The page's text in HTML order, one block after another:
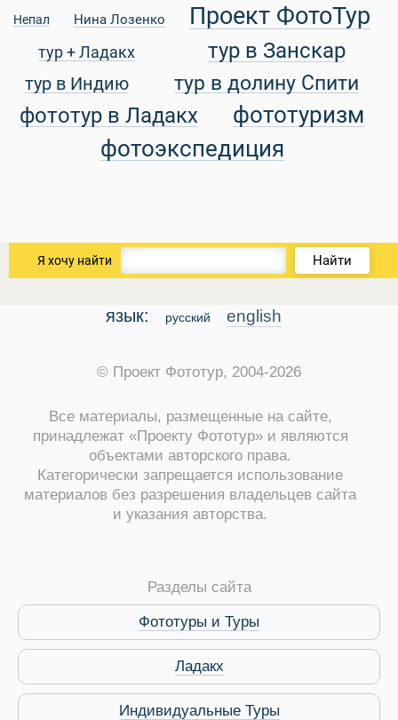
Туры
Путеводитель по
Непал Нина Лозенко Проект ФотоТур
тур + Ладакх тур в Занскар
тур в Индию тур в долину Спити
фототур в Ладакх
фототуризм
фотоэкспедиция
Я хочу найти Найти
язык: русский english
© Проект Фототур, 2004-2026
Все материалы, размещенные на сайте,
принадлежат «Проекту Фототур» и являются
объектами авторского права.
Категорически запрещается использование
материалов без разрешения владельцев сайта
и указания авторства.
Разделы сайта
Фототуры и Туры
Ладакх
Индивидуальные Туры